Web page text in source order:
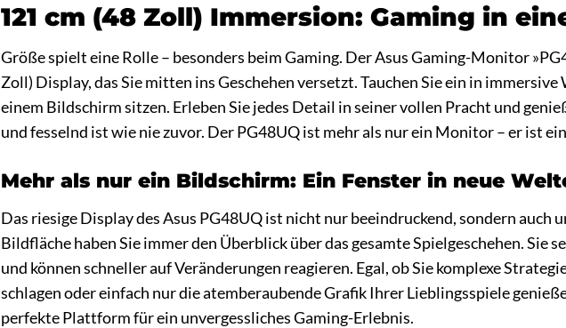
121 cm (48 Zoll) Immersion: Gaming in
Größe spielt eine Rolle – besonders beim Gaming. Der Asus Gaming-Monitor
Zoll) Display, das Sie mitten ins Geschehen versetzt. Tauchen Sie ein in immersive
einem Bildschirm sitzen. Erleben Sie jedes Detail in seiner vollen Pracht und
und fesselnd ist wie nie zuvor. Der PG48UQ ist mehr als nur ein Monitor – er ist
Mehr als nur ein Bildschirm: Ein Fenster in neue
Das riesige Display des Asus PG48UQ ist nicht nur beeindruckend, sondern auch
Bildfläche haben Sie immer den Überblick über das gesamte Spielgeschehen. Sie
und können schneller auf Veränderungen reagieren. Egal, ob Sie komplexe
schlagen oder einfach nur die atemberaubende Grafik Ihrer Lieblingsspiele
perfekte Plattform für ein unvergessliches Gaming-Erlebnis.